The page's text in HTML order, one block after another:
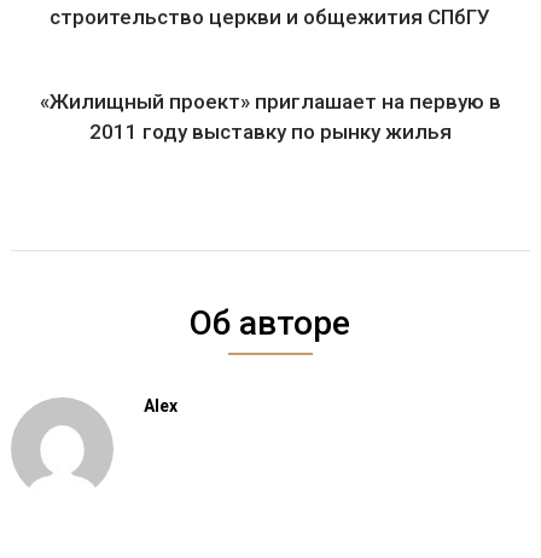
строительство церкви и общежития СПбГУ
«Жилищный проект» приглашает на первую в
2011 году выставку по рынку жилья
Об авторе
Alex